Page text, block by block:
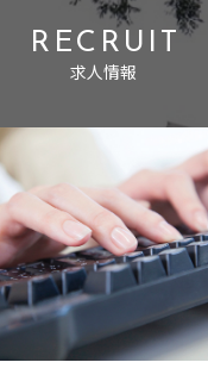
RECRUIT
求人情報